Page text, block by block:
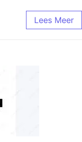
Lees Meer